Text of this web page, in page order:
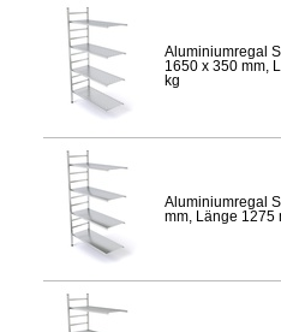
Aluminiumregal
1650 x 350 mm,
kg
Aluminiumregal
mm, Länge 1275